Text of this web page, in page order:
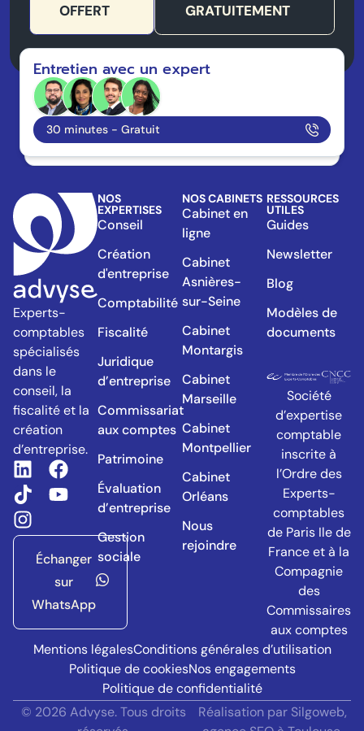
OFFERT
GRATUITEMENT
Entretien avec un expert
30 minutes - Gratuit
Experts-
comptables
spécialisés
dans le
conseil, la
fiscalité et la
création
d’entreprise.​
Échanger
sur
WhatsApp
NOS
EXPERTISES
Conseil
Création
d'entreprise
Comptabilité
Fiscalité
Juridique
d’entreprise
Commissariat
aux comptes
Patrimoine
Évaluation
d’entreprise
Gestion
sociale
NOS CABINETS
Cabinet en
ligne
Cabinet
Asnières-
sur-Seine
Cabinet
Montargis
Cabinet
Marseille
Cabinet
Montpellier
Cabinet
Orléans
Nous
rejoindre
RESSOURCES
UTILES
Guides
Newsletter
Blog
Modèles de
documents
Société
d’expertise
comptable
inscrite à
l’Ordre des
Experts-
comptables
de Paris Ile de
France et à la
Compagnie
des
Commissaires
aux comptes
Mentions légalesConditions générales d’utilisation
Politique de cookiesNos engagements
Politique de confidentialité
© 2026 Advyse. Tous droits
Réalisation par Silgoweb,